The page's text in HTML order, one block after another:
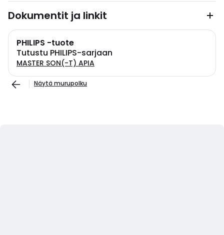
Dokumentit ja linkit
PHILIPS -tuote
Tutustu PHILIPS-sarjaan
MASTER SON(-T) APIA
Näytä murupolku